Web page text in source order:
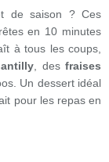
de saison ? Ces
en 10 minutes
à tous les coups,
, des fraises
Un dessert idéal
pour les repas en